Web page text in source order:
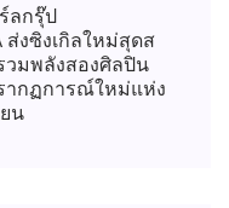
ลกรุ๊ป
ส่งซิงเกิลใหม่สุดส
รวมพลังสองศิลปิน
ากฏการณ์ใหม่แห่ง
น